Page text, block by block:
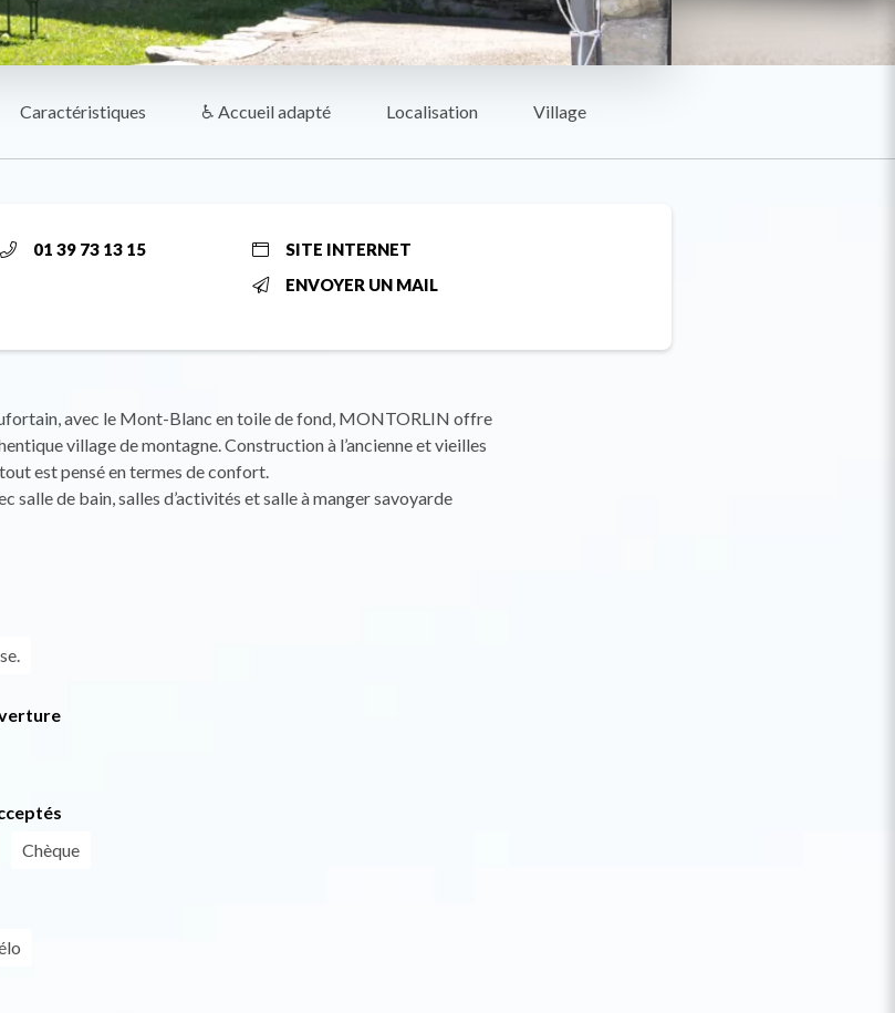
Caractéristiques ♿ Accueil adapté Localisation Village
01 39 73 13 15
SITE INTERNET
ENVOYER UN MAIL
avec le Mont-Blanc en toile de fond, MONTORLIN offre
village de montagne. Construction à l’ancienne et vieilles
est pensé en termes de confort.
salle de bain, salles d’activités et salle à manger savoyarde
Chèque